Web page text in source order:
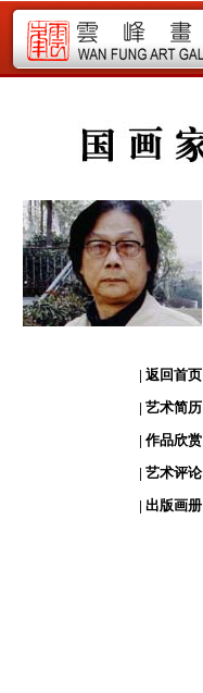
| 返回首页
| 艺术简历
| 作品欣赏
| 艺术评论
| 出版画册